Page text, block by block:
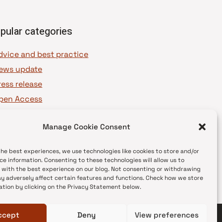
Manage Cookie Consent
best experiences, we use technologies like cookies to store and/or
information. Consenting to these technologies will allow us to
with the best experience on our blog. Not consenting or withdrawing
adversely affect certain features and functions. Check how we store
by clicking on the Privacy Statement below.
Deny View preferences
categories
and best practice
update
release
Access